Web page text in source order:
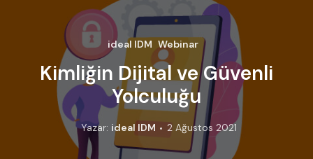
ideal IDM Webinar
Kimliğin Dijital ve Güvenli
Yolculuğu
Yazar: ideal IDM 2 Ağustos 2021